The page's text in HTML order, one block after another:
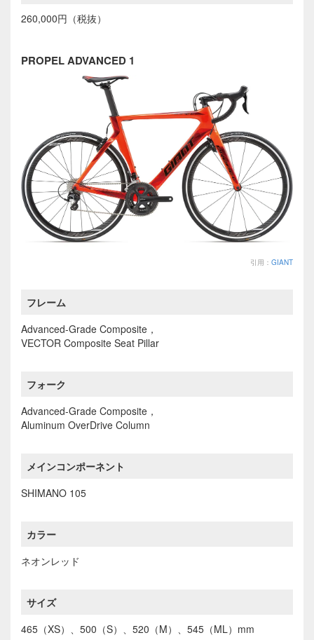
260,000円（税抜）
PROPEL ADVANCED 1
引用： GIANT
フレーム
Advanced-Grade Composite，
VECTOR Composite Seat Pillar
フォーク
Advanced-Grade Composite，
Aluminum OverDrive Column
メインコンポーネント
SHIMANO 105
カラー
ネオンレッド
サイズ
465（XS）、500（S）、520（M）、545（ML）mm